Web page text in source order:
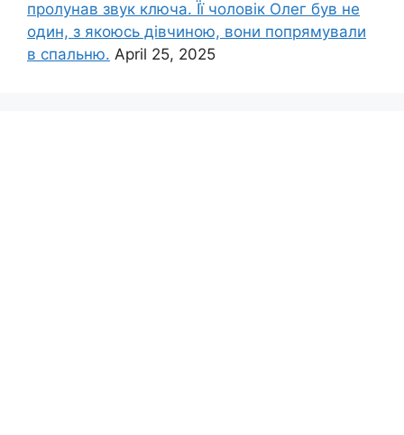
пролунав звук ключа. Її чоловік Олег був не
один, з якоюсь дівчиною, вони попрямували
в спальню. April 25, 2025